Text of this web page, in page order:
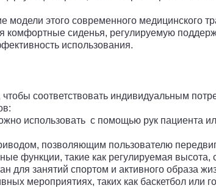
этого современного медицинского
сиденья, регулируемую
использования.
соответствовать индивидуальным
использовать с помощью рук пациента
позволяющим пользователю
функции, такие как регулируемая высота,
занятий спортом и активного образа
мероприятиях, таких как баскетбол или